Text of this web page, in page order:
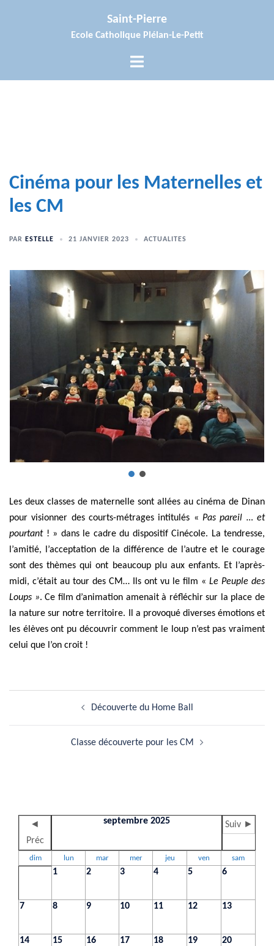
Saint-Pierre
Ecole Catholique Plélan-Le-Petit
Ouvrir/fermer
Cinéma pour les Maternelles et
les CM
PAR ESTELLE 21 JANVIER 2023 ACTUALITES
Les deux classes de maternelle sont allées au cinéma de Dinan
pour visionner des courts-métrages intitulés « Pas pareil … et
pourtant! » dans le cadre du dispositif Cinécole. La tendresse,
l’amitié, l’acceptation de la différence de l’autre et le courage
sont des thèmes qui ont beaucoup plu aux enfants. Et l’après-
midi, c’était au tour des CM… Ils ont vu le film « Le Peuple des
Loups ». Ce film d’animation amenait à réfléchir sur la place de
la nature sur notre territoire. Il a provoqué diverses émotions et
les élèves ont pu découvrir comment le loup n’est pas vraiment
celui que l’on croit !
Découverte du Home Ball
Classe découverte pour les CM
◄
Préc
septembre 2025 Suiv ►
dim lun mar mer jeu ven sam
1 2 3 4 5 6
7 8 9 10 11 12 13
14 15 16 17 18 19 20